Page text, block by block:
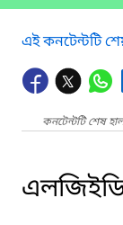
এই কনটেন্টটি
কনটেন্টটি শেষ